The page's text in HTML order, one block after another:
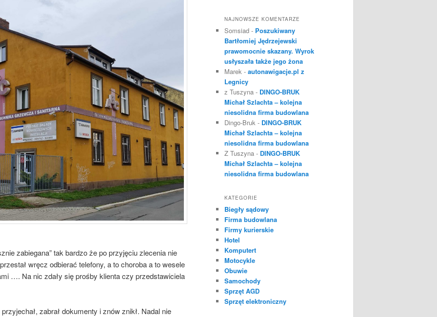
zabiegana” tak bardzo że po przyjęciu zlecenia nie
wręcz odbierać telefony, a to choroba a to wesele
…. Na nic zdały się prośby klienta czy przedstawiciela
zabrał dokumenty i znów znikł. Nadal nie
NAJNOWSZE KOMENTARZE
Somsiad - Poszukiwany
Bartłomiej Jędrzejewski
prawomocnie skazany. Wyrok
usłyszała także jego żona
Marek - autonawigacje.pl z
Legnicy
z Tuszyna - DINGO-BRUK
Michał Szlachta – kolejna
niesolidna firma budowlana
Dingo-Bruk - DINGO-BRUK
Michał Szlachta – kolejna
niesolidna firma budowlana
Z Tuszyna - DINGO-BRUK
Michał Szlachta – kolejna
niesolidna firma budowlana
KATEGORIE
Biegły sądowy
Firma budowlana
Firmy kurierskie
Hotel
Komputert
Motocykle
Obuwie
Samochody
Sprzęt AGD
Sprzęt elektroniczny